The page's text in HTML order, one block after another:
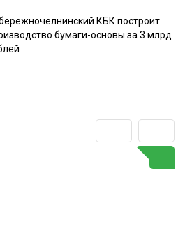
КБК построит
бумаги-основы за 3 млрд